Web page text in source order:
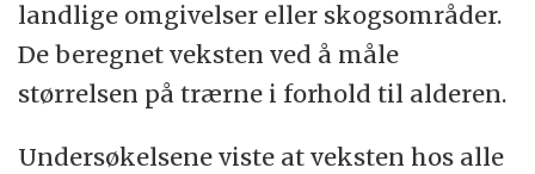
landlige omgivelser eller skogsområder.
De beregnet veksten ved å måle
størrelsen på trærne i forhold til alderen.
Undersøkelsene viste at veksten hos alle